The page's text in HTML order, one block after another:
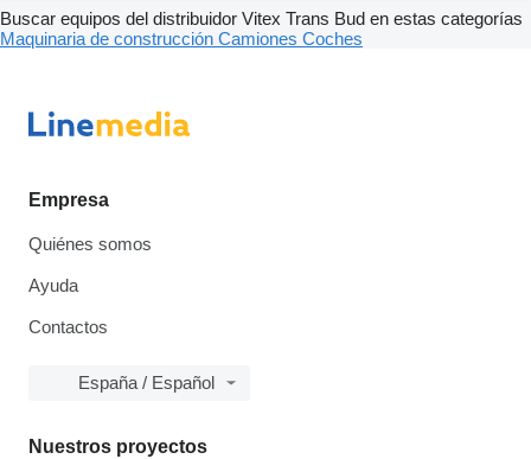
Buscar equipos del distribuidor Vitex Trans Bud en estas categorías
Maquinaria de construcción Camiones Coches
Empresa
Quiénes somos
Ayuda
Contactos
España / Español
Nuestros proyectos